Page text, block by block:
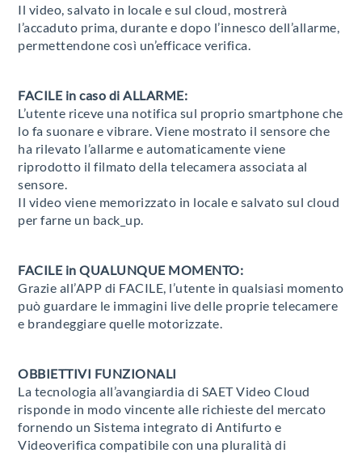
Il video, salvato in locale e sul cloud, mostrerà
l’accaduto prima, durante e dopo l’innesco dell’allarme,
permettendone così un’efficace verifica.
FACILE in caso di ALLARME:
L’utente riceve una notifica sul proprio smartphone che
lo fa suonare e vibrare. Viene mostrato il sensore che
ha rilevato l’allarme e automaticamente viene
riprodotto il filmato della telecamera associata al
sensore.
Il video viene memorizzato in locale e salvato sul cloud
per farne un back_up.
FACILE in QUALUNQUE MOMENTO:
Grazie all’APP di FACILE, l’utente in qualsiasi momento
può guardare le immagini live delle proprie telecamere
e brandeggiare quelle motorizzate.
OBBIETTIVI FUNZIONALI
La tecnologia all’avangiardia di SAET Video Cloud
risponde in modo vincente alle richieste del mercato
fornendo un Sistema integrato di Antifurto e
Videoverifica compatibile con una pluralità di